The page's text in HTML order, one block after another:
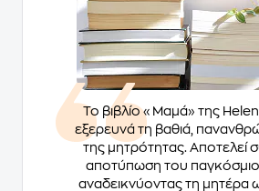
Το βιβλίο «Μαμά» της
εξερευνά τη βαθιά,
της μητρότητας. Αποτελεί
αποτύπωση του
αναδεικνύοντας τη μητέρα